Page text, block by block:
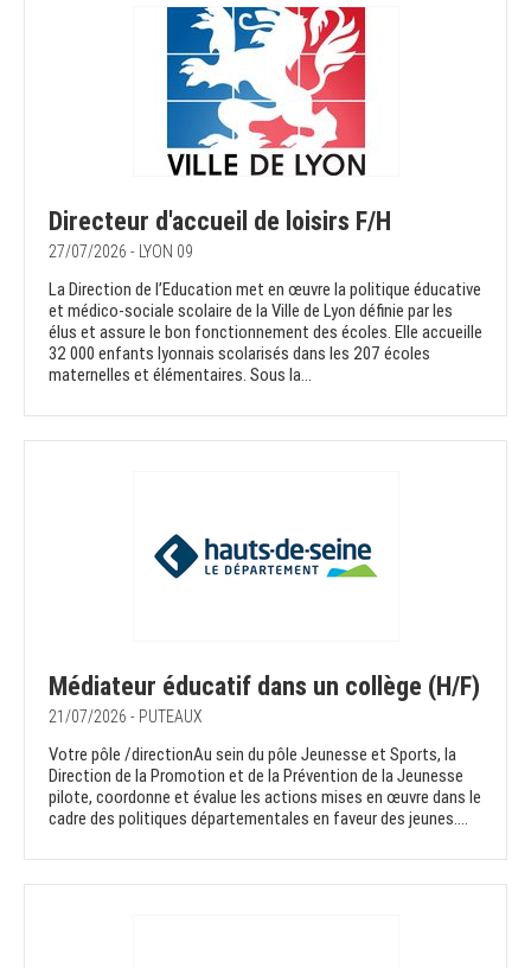
Directeur d'accueil de loisirs F/H
27/07/2026 - LYON 09
La Direction de l’Education met en œuvre la politique éducative
et médico-sociale scolaire de la Ville de Lyon définie par les
élus et assure le bon fonctionnement des écoles. Elle accueille
32 000 enfants lyonnais scolarisés dans les 207 écoles
maternelles et élémentaires. Sous la...
Médiateur éducatif dans un collège (H/F)
21/07/2026 - PUTEAUX
Votre pôle /directionAu sein du pôle Jeunesse et Sports, la
Direction de la Promotion et de la Prévention de la Jeunesse
pilote, coordonne et évalue les actions mises en œuvre dans le
cadre des politiques départementales en faveur des jeunes....